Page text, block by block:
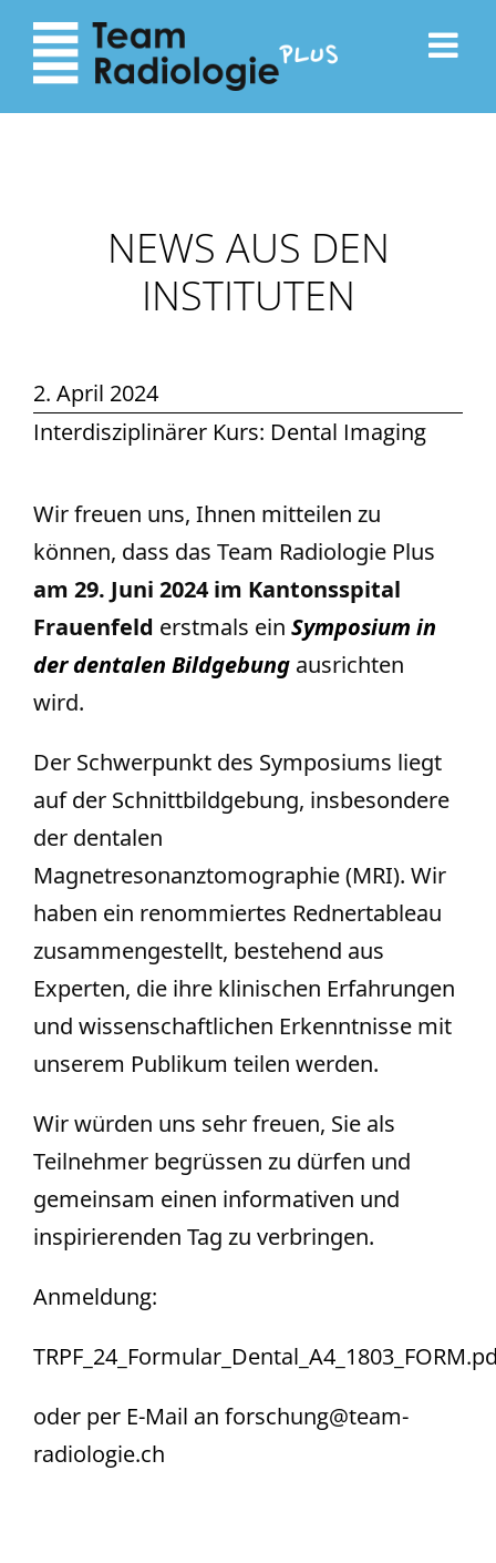
zum
Inhalt
Navigation
NEWS AUS DEN
INSTITUTEN
2. April 2024
Interdisziplinärer Kurs: Dental Imaging
Wir freuen uns, Ihnen mitteilen zu
können, dass das Team Radiologie Plus
am 29. Juni 2024 im Kantonsspital
Frauenfeld erstmals ein Symposium in
der dentalen Bildgebungausrichten
wird.
Der Schwerpunkt des Symposiums liegt
auf der Schnittbildgebung, insbesondere
der dentalen
Magnetresonanztomographie (MRI). Wir
haben ein renommiertes Rednertableau
zusammengestellt, bestehend aus
Experten, die ihre klinischen Erfahrungen
und wissenschaftlichen Erkenntnisse mit
unserem Publikum teilen werden.
Wir würden uns sehr freuen, Sie als
Teilnehmer begrüssen zu dürfen und
gemeinsam einen informativen und
inspirierenden Tag zu verbringen.
Anmeldung:
oder per E-Mail an forschung@team-
radiologie.ch